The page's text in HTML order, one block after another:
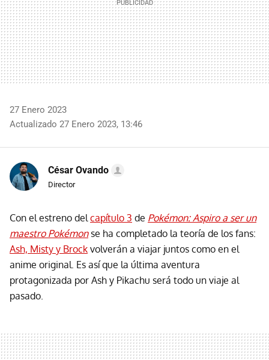
27 Enero 2023
Actualizado 27 Enero 2023, 13:46
César Ovando
Director
Con el estreno del capítulo 3 de Pokémon: Aspiro a ser un
maestro Pokémonse ha completado la teoría de los fans:
Ash, Misty y Brock volverán a viajar juntos como en el
anime original. Es así que la última aventura
protagonizada por Ash y Pikachu será todo un viaje al
pasado.